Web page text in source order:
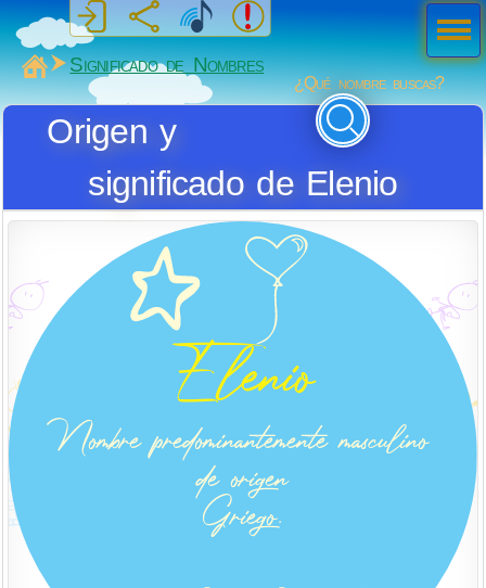
MiSabueso
Significado de Nombres
¿Qué nombre buscas?
Origen y
significado de Elenio
Men
ú